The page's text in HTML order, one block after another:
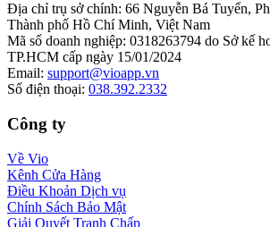
Địa chỉ trụ sở chính: 66 Nguyễn Bá Tuyển,
Thành phố Hồ Chí Minh, Việt Nam
Mã số doanh nghiệp: 0318263794 do Sở kế
TP.HCM cấp ngày 15/01/2024
Email: support@vioapp.vn
Số điện thoại: 038.392.2332
Công ty
Về Vio
Kênh Cửa Hàng
Điều Khoản Dịch vụ
Chính Sách Bảo Mật
Giải Quyết Tranh Chấp